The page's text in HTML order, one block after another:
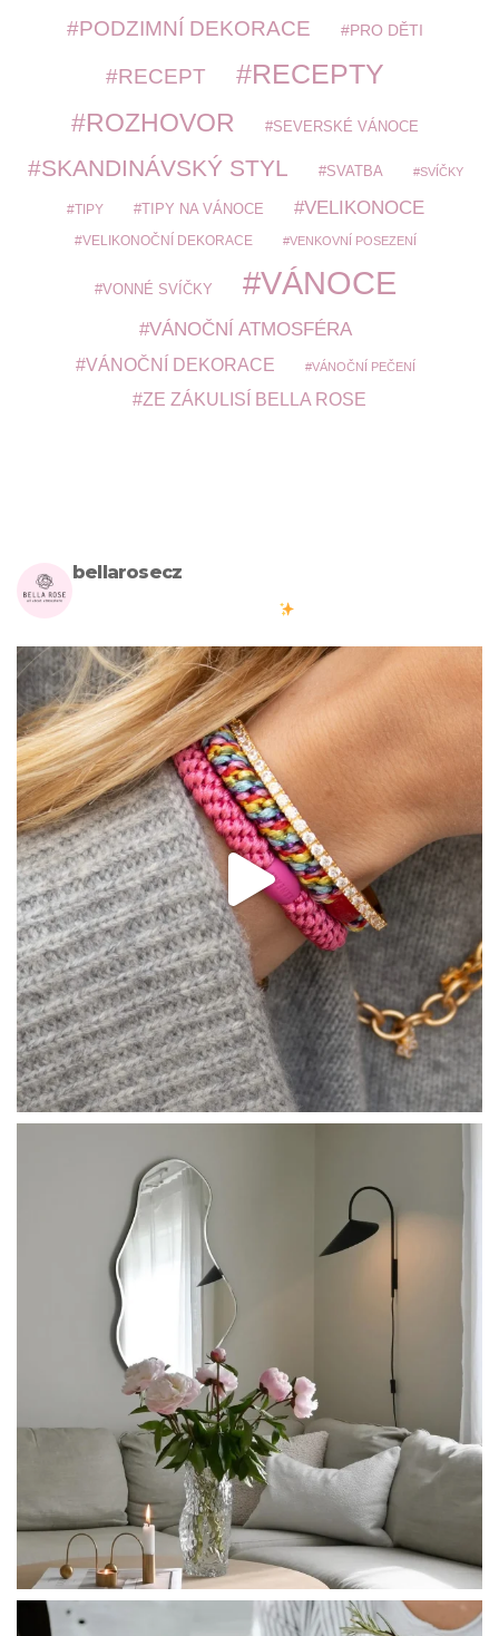
PODZIMNÍ DEKORACE PRO DĚTI
RECEPT RECEPTY
ROZHOVOR SEVERSKÉ VÁNOCE
SKANDINÁVSKÝ STYL SVATBA SVÍČKY
TIPY TIPY NA VÁNOCE VELIKONOCE
VELIKONOČNÍ DEKORACE VENKOVNÍ POSEZENÍ
VONNÉ SVÍČKY VÁNOCE
VÁNOČNÍ ATMOSFÉRA
VÁNOČNÍ DEKORACE VÁNOČNÍ PEČENÍ
ZE ZÁKULISÍ BELLA ROSE
bellarosecz